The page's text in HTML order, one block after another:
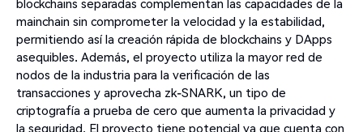
blockchains separadas complementan las capacidades de la
mainchain sin comprometer la velocidad y la estabilidad,
permitiendo así la creación rápida de blockchains y DApps
asequibles. Además, el proyecto utiliza la mayor red de
nodos de la industria para la verificación de las
transacciones y aprovecha zk-SNARK, un tipo de
criptografía a prueba de cero que aumenta la privacidad y
la seguridad. El proyecto tiene potencial ya que cuenta con